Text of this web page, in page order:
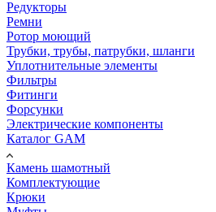
Редукторы
Ремни
Ротор моющий
Трубки, трубы, патрубки, шланги
Уплотнительные элементы
Фильтры
Фитинги
Форсунки
Электрические компоненты
Каталог GAM
Камень шамотный
Комплектующие
Крюки